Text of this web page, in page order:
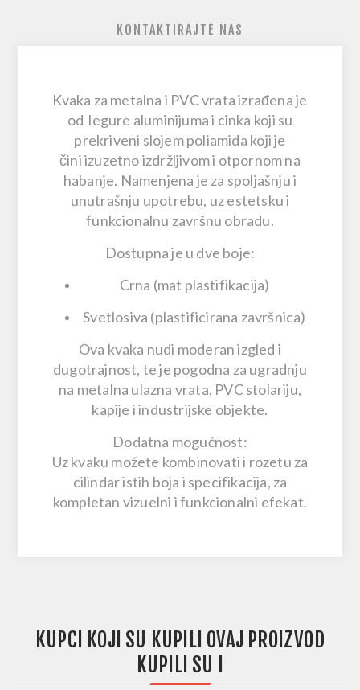
KONTAKTIRAJTE NAS
Kvaka za metalna i PVC vrataizrađena je
od legure aluminijuma i cinka koji su
prekriveni slojempoliamida koji je
čini izuzetno izdržljivom i otpornom na
habanje. Namenjena je za spoljašnju i
unutrašnju upotrebu, uz estetsku i
funkcionalnu završnu obradu.
Dostupna je u dve boje:
Crna (mat plastifikacija)
Svetlosiva (plastificirana završnica)
Ova kvaka nudi moderan izgled i
dugotrajnost, te je pogodna za ugradnju
na metalna ulazna vrata, PVC stolariju,
kapije i industrijske objekte.
Dodatna mogućnost:
Uz kvaku možete kombinovati i rozetu za
cilindaristih boja i specifikacija, za
kompletan vizuelni i funkcionalni efekat.
KUPCI KOJI SU KUPILI OVAJ PROIZVOD
KUPILI SU I